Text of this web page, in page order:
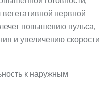
нервной
повышению пульса,
и увеличению скорости
к наружным